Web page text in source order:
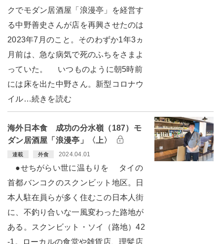
クでモダン居酒屋「浪漫亭」を経営す
る中野善史さんが店を再興させたのは
2023年7月のこと。そのわずか1年3ヵ
月前は、急な病気で死のふちをさまよ
っていた。 いつものように朝5時前
には床を出た中野さん。新型コロナウ
イル…続きを読む
海外日本食 成功の分水嶺（187）モ
ダン居酒屋「浪漫亭」〈上〉
連載 外食 2024.04.01
●せちがらい世に温もりを タイの
首都バンコクのスクンビット地区。日
本人駐在員らが多く住むこの日本人街
に、不釣り合いな一風変わった路地が
ある。スクンビット・ソイ（路地）42
-1。ローカルの食堂や雑貨店、理髪店